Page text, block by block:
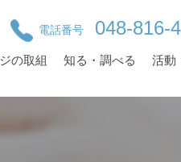
電話番号 048-816-
の取組 知る・調べる 活動